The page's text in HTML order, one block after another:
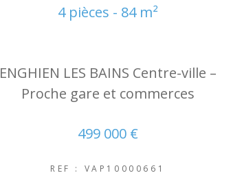
4 pièces - 84 m²
ENGHIEN LES BAINS Centre-ville –
Proche gare et commerces
499 000 €
REF : VAP10000661